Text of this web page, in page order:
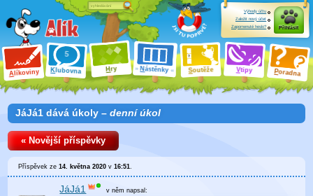
Alíkoviny Klubovna Hry Nástěnky Soutěže Vtipy Poradna
Výhody účtu
Založit nový účet
Zapomenuté heslo?
Přihlásit
JáJá1 dává úkoly – denní úkol
« Novější příspěvky
Příspěvek ze14. května 2020 v16:51.
JáJá1 v něm napsal: